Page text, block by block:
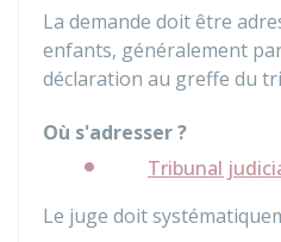
La demande doit être
enfants, généralement
déclaration au greffe du
Où s'adresser ?
Tribunal
Le juge doit